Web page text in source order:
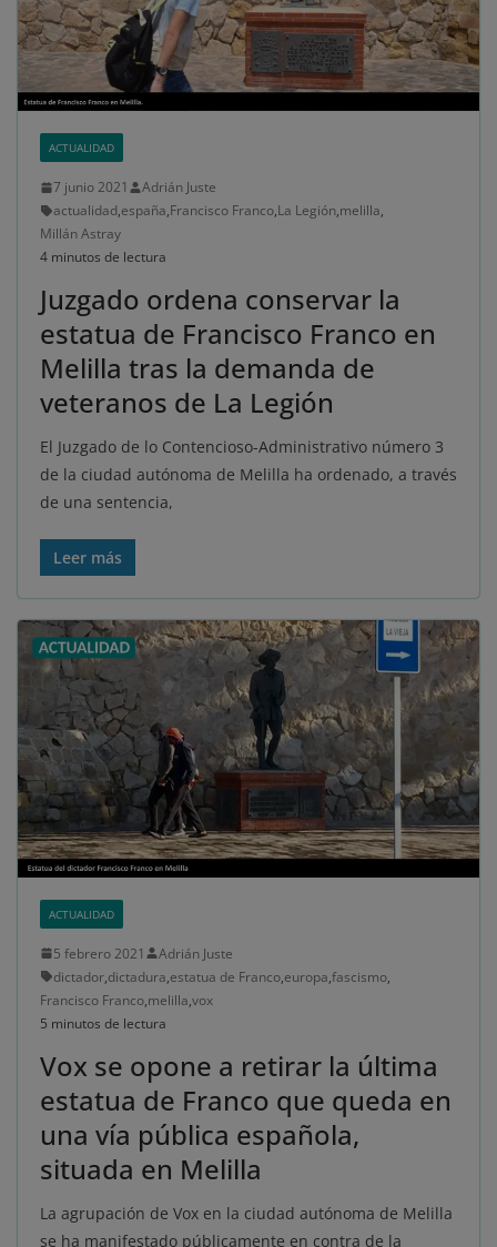
ACTUALIDAD
7 junio 2021
Adrián Juste
actualidad,españa,Francisco Franco,La Legión,melilla,
Millán Astray
4 minutos de lectura
Juzgado ordena conservar la
estatua de Francisco Franco en
Melilla tras la demanda de
veteranos de La Legión
El Juzgado de lo Contencioso-Administrativo número 3
de la ciudad autónoma de Melilla ha ordenado, a través
de una sentencia,
Leer más
ACTUALIDAD
5 febrero 2021
Adrián Juste
dictador,dictadura,estatua de Franco,europa,fascismo,
Francisco Franco,melilla,vox
5 minutos de lectura
Vox se opone a retirar la última
estatua de Franco que queda en
una vía pública española,
situada en Melilla
La agrupación de Vox en la ciudad autónoma de Melilla
se ha manifestado públicamente en contra de la